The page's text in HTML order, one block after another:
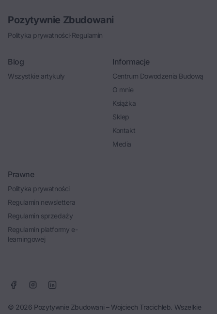
Pozytywnie Zbudowani
Polityka prywatności·Regulamin
Blog
Wszystkie artykuły
Informacje
Centrum Dowodzenia Budową
O mnie
Książka
Sklep
Kontakt
Media
Prawne
Polityka prywatności
Regulamin newslettera
Regulamin sprzedaży
Regulamin platformy e-
learningowej
© 2026 Pozytywnie Zbudowani – Wojciech Tracichleb. Wszelkie